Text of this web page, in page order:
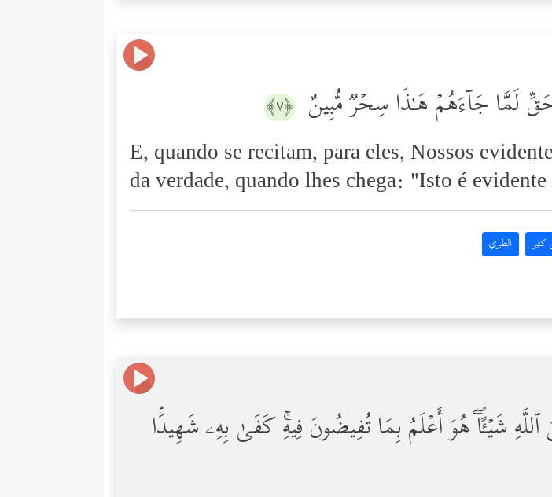
لَمَّا جَاۤءَهُمۡ هَـٰذَا سِحۡرࣱ مُّبِینٌ ﴿٧﴾
E, quando se recitam, para eles, Nossos
da verdade, quando lhes chega: "Isto é
كثير الطبري
ٱللَّهِ شَیۡـًٔاۖ هُوَ أَعۡلَمُ بِمَا تُفِیضُونَ فِیهِۚ كَفَىٰ بِهِۦ شَهِیدَۢا